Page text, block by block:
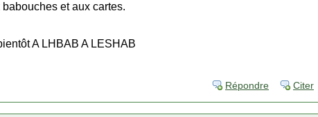
et aux cartes.
A LHBAB A LESHAB
Répondre Citer